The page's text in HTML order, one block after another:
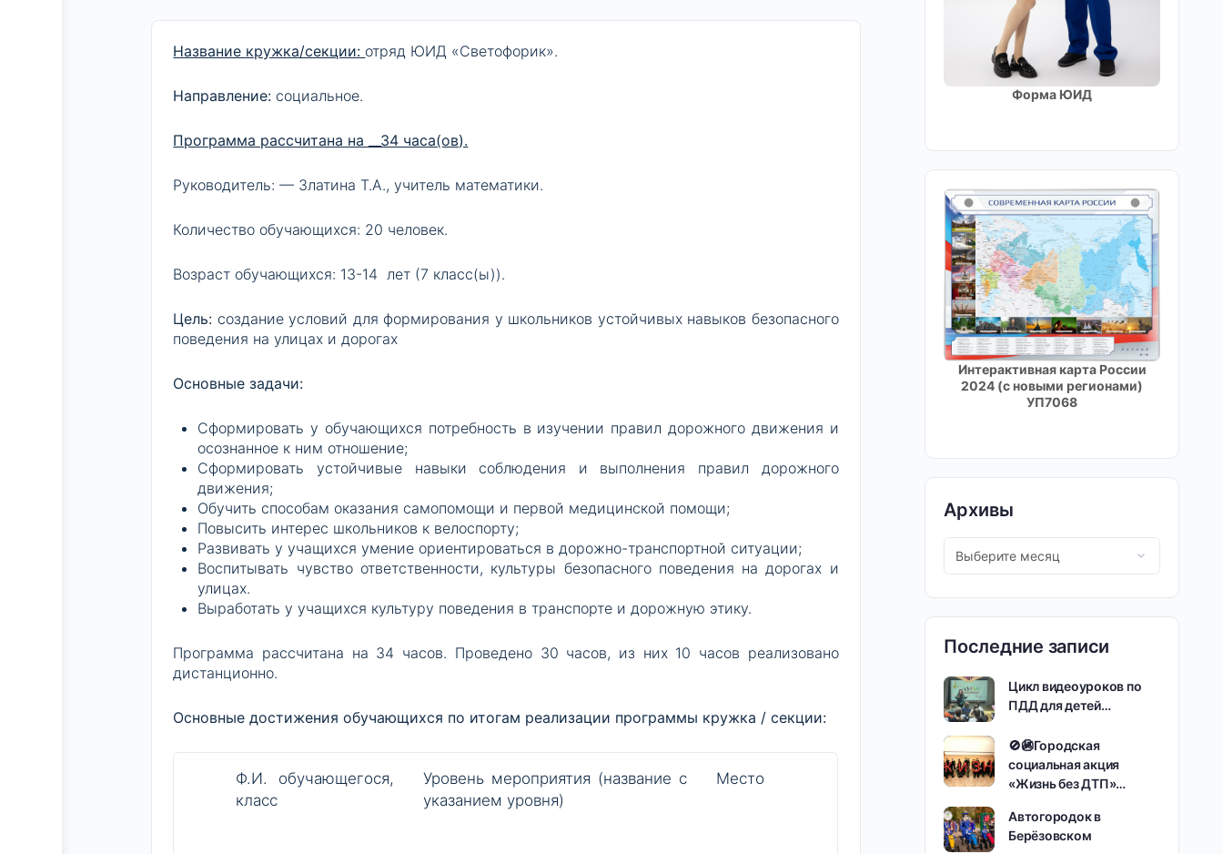
Название кружка/секции: отряд ЮИД «Светофорик».
Направление: социальное.
Программа рассчитана на __34 часа(ов).
Руководитель: — Златина Т.А., учитель математики.
Количество обучающихся: 20 человек.
Возраст обучающихся: 13-14 лет (7 класс(ы)).
Цель: создание условий для формирования у школьников устойчивых навыков безопасного
поведения на улицах и дорогах
Основные задачи:
Сформировать у обучающихся потребность в изучении правил дорожного движения и
осознанное к ним отношение;
Сформировать устойчивые навыки соблюдения и выполнения правил дорожного
движения;
Обучить способам оказания самопомощи и первой медицинской помощи;
Повысить интерес школьников к велоспорту;
Развивать у учащихся умение ориентироваться в дорожно-транспортной ситуации;
Воспитывать чувство ответственности, культуры безопасного поведения на дорогах и
улицах.
Выработать у учащихся культуру поведения в транспорте и дорожную этику.
Программа рассчитана на 34 часов. Проведено 30 часов, из них 10 часов реализовано
дистанционно.
Основные достижения обучающихся по итогам реализации программы кружка / секции:
Ф.И. обучающегося,
класс
Уровень мероприятия (название с
указанием уровня)
Место
Форма ЮИД
Интерактивная карта России
2024 (с новыми регионами)
УП7068
Архивы
Последние записи
Цикл видеоуроков по
ПДД для детей…
🚫🚳Городская
социальная акция
«Жизнь без ДТП»…
Автогородок в
Берёзовском